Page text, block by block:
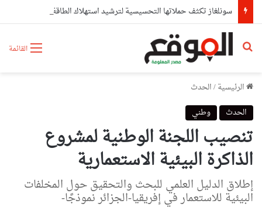
القائمة بحث عن
الرئيسية/الحدث
الحدث
وطني
تنصيب اللجنة الوطنية لمشروع
الذاكرة البيئية الاستعمارية
إطلاق الدليل العلمي للبحث والتحقيق حول المخلفات
البيئية للاستعمار في إفريقيا-الجزائر نموذجًا-